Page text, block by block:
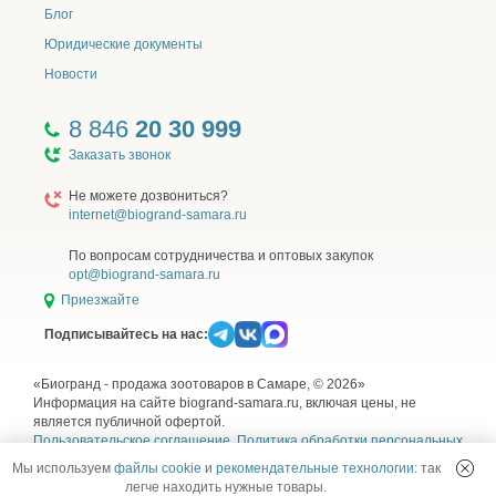
кукуруза,
жир куриный,
растительные волокна (источник клетчатки),
дрожжи пивные сухие,
жир лососевый 2%,
Bacillus
licheniformis, автолизат пивных дрожжей, пектиновый
клюква сушеная,
сельдерей сушеный,
Юкка Шидигера,
метионин,
Корм не содержит искусственных красителей,
ароматизаторов, ГМИ.
SIRIUS — сухой корм премиум класса для
Блог
Юридические документы
Новости
8 846 20 30 999
Заказать звонок
Не можете дозвониться?
internet@biogrand-samara.ru
По вопросам сотрудничества и оптовых закупок
opt@biogrand-samara.ru
Приезжайте
Подписывайтесь на нас:
«Биогранд - продажа зоотоваров в Самаре, © 2026»
Информация на сайте biogrand-samara.ru, включая цены, не
является публичной офертой.
Пользовательское соглашение,Политика обработки персональных
Согласие на обработку персональных данных
использования рекомендательных технологий
Мы используем файлы cookie и рекомендательные технологии: так
легче находить нужные товары.